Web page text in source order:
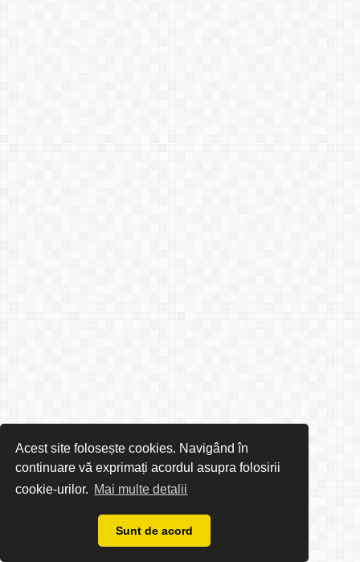
Acest site folosește cookies. Navigând în
continuare vă exprimați acordul asupra folosirii
cookie-urilor. Mai multe detalii
Sunt de acord